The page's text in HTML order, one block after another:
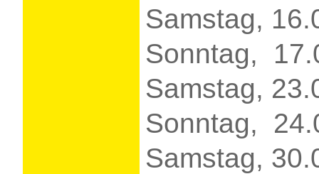
Samstag,
Sonntag,
Samstag,
Sonntag,
Samstag,